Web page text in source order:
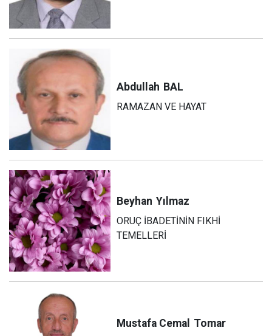
Abdullah BAL
RAMAZAN VE HAYAT
Beyhan Yılmaz
ORUÇ İBADETİNİN FIKHİ
TEMELLERİ
Mustafa Cemal Tomar